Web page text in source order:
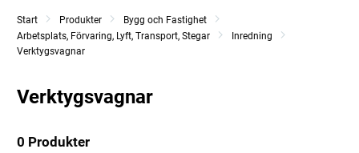
Start Produkter
Bygg och Fastighet
Arbetsplats, Förvaring, Lyft, Transport, Stegar
Inredning
Verktygsvagnar
Verktygsvagnar
0 Produkter